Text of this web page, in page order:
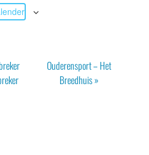
Ouderensport – Het
Breedhuis»